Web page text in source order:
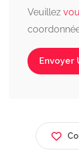
Veuillez
Envoyer